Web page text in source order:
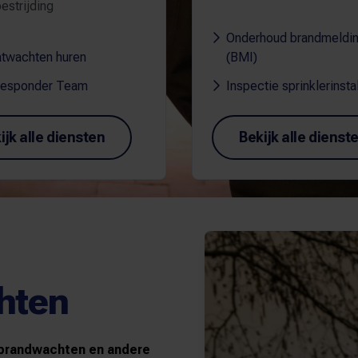
huren
Team
alle diensten
Onderhoud
(BMI)
Inspectie
Bekijk alle
en andere